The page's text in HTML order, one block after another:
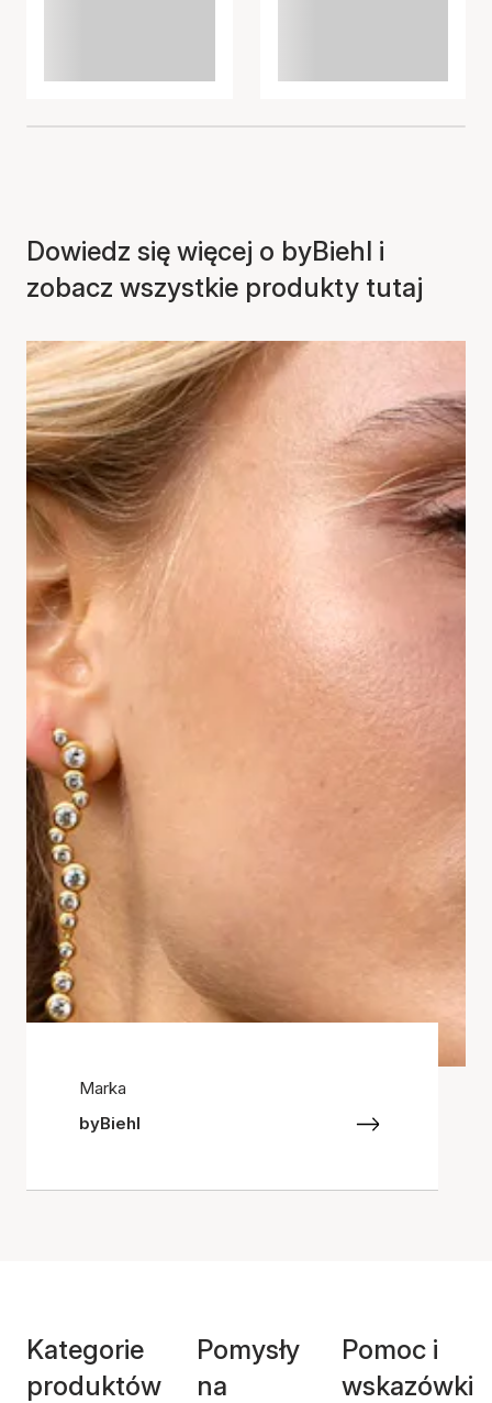
Dowiedz się więcej o byBiehl i
zobacz wszystkie produkty tutaj
Marka
byBiehl
Kategorie
produktów
Pomysły
na
Pomoc i
wskazówki